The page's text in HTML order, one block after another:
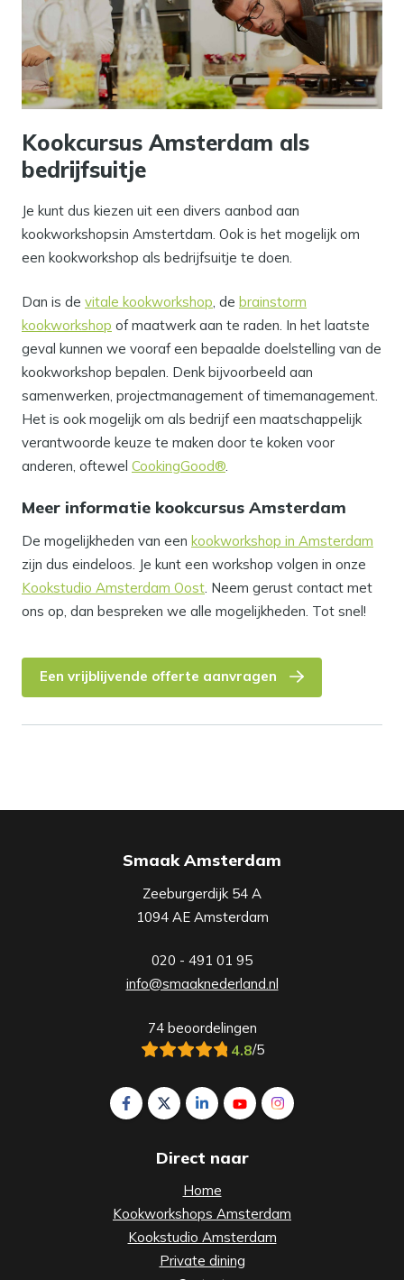
Kookcursus Amsterdam als
bedrijfsuitje
Je kunt dus kiezen uit een divers aanbod aan
kookworkshopsin Amstertdam. Ook is het mogelijk om
een kookworkshop als bedrijfsuitje te doen.
Dan is de vitale kookworkshop, de brainstorm
kookworkshop of maatwerk aan te raden. In het laatste
geval kunnen we vooraf een bepaalde doelstelling van de
kookworkshop bepalen. Denk bijvoorbeeld aan
samenwerken, projectmanagement of timemanagement.
Het is ook mogelijk om als bedrijf een maatschappelijk
verantwoorde keuze te maken door te koken voor
anderen, oftewel CookingGood®.
Meer informatie kookcursus Amsterdam
De mogelijkheden van een kookworkshop in Amsterdam
zijn dus eindeloos. Je kunt een workshop volgen in onze
Kookstudio Amsterdam Oost. Neem gerust contact met
ons op, dan bespreken we alle mogelijkheden. Tot snel!
Een vrijblijvende offerte aanvragen
Smaak Amsterdam
Zeeburgerdijk 54 A
1094 AE Amsterdam
020 - 491 01 95
info@smaaknederland.nl
74 beoordelingen
4.8/5
Volg ons op Facebook Smaak Amsterdam
Volg ons op X Smaak Amsterdam
Volg ons op LinkedIn Smaak
Volg ons op YouTube
Volg ons op
Direct naar
Home
Kookworkshops Amsterdam
Kookstudio Amsterdam
Private dining